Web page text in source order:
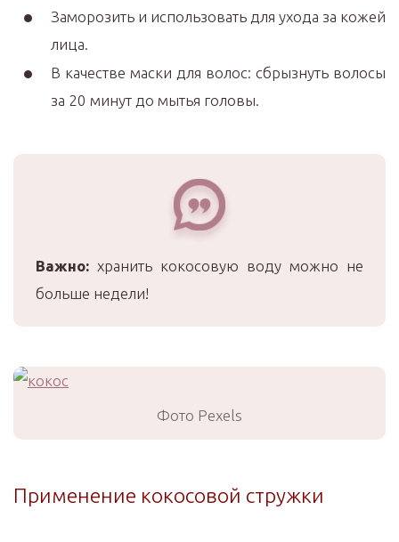
Заморозить и использовать для ухода за кожей
лица.
В качестве маски для волос: сбрызнуть волосы
за 20 минут до мытья головы.
Важно: хранить кокосовую воду можно не
больше недели!
Фото Pexels
Применение кокосовой стружки